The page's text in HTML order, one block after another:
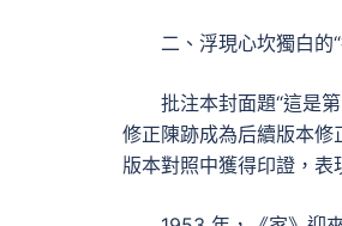
二、浮現心坎獨白的
批注本封面題“這是
修正陳跡成為后續版本
版本對照中獲得印證，表